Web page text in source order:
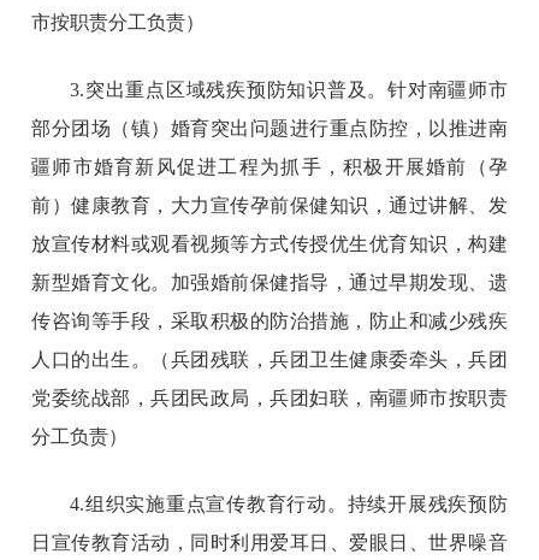
市按职责分工负责）
3.突出重点区域残疾预防知识普及。针对南疆师市
部分团场（镇）婚育突出问题进行重点防控，以推进南
疆师市婚育新风促进工程为抓手，积极开展婚前（孕
前）健康教育，大力宣传孕前保健知识，通过讲解、发
放宣传材料或观看视频等方式传授优生优育知识，构建
新型婚育文化。加强婚前保健指导，通过早期发现、遗
传咨询等手段，采取积极的防治措施，防止和减少残疾
人口的出生。（兵团残联，兵团卫生健康委牵头，兵团
党委统战部，兵团民政局，兵团妇联，南疆师市按职责
分工负责）
4.组织实施重点宣传教育行动。持续开展残疾预防
日宣传教育活动，同时利用爱耳日、爱眼日、世界噪音